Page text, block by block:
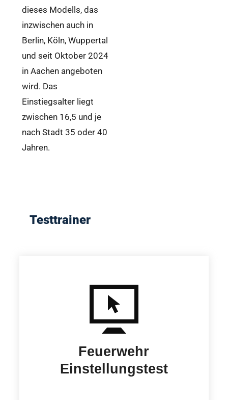
dieses Modells, das
inzwischen auch in
Berlin, Köln, Wuppertal
und seit Oktober 2024
in Aachen angeboten
wird. Das
Einstiegsalter liegt
zwischen 16,5 und je
nach Stadt 35 oder 40
Jahren.
Testtrainer
Feuerwehr
Einstellungstest